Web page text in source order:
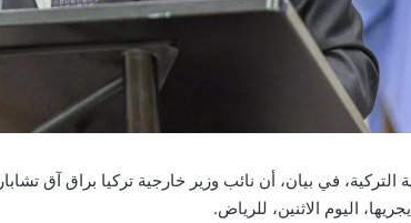
التركية، في بيان، أن نائب وزير خارجية تركيا براق آق
اليوم الاثنين، للرياض.